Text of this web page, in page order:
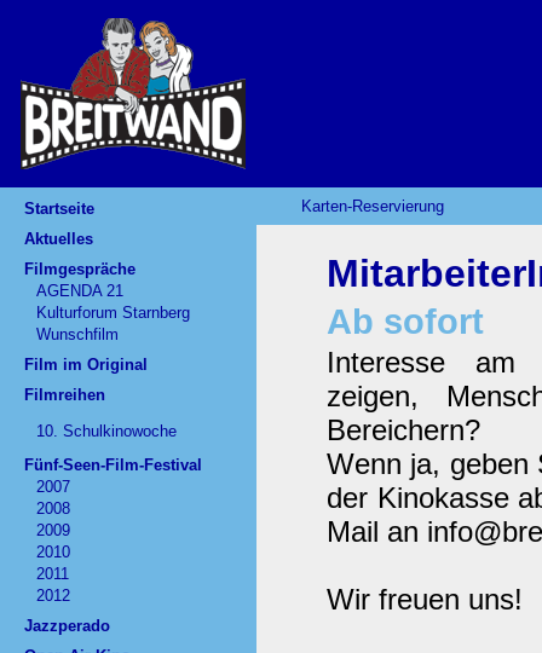
Startseite
Aktuelles
Filmgespräche
AGENDA 21
Kulturforum Starnberg
Wunschfilm
Film im Original
Filmreihen
10. Schulkinowoche
Fünf-Seen-Film-Festival
2007
2008
2009
2010
2011
2012
Jazzperado
Karten-Reservierung
Ab sofort
Interesse am
zeigen,
Bereichern?
Wenn ja, geben
der Kinokasse
Mail an
Wir freuen uns!